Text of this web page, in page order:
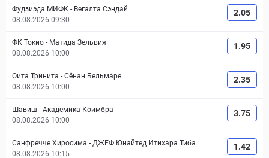
Фудзиэда МИФК - Вегалта Сэндай
08.08.2026 09:30
2.05
ФК Токио - Матида Зельвия
08.08.2026 10:00
1.95
Оита Тринита - Сёнан Бельмаре
08.08.2026 10:00
2.35
Шавиш - Академика Коимбра
08.08.2026 10:00
3.75
Санфречче Хиросима - ДЖЕФ Юнайтед Итихара Тиба
08.08.2026 10:15
1.42